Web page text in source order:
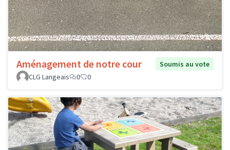
Aménagement de notre cour
Soumis au vote
CLG Langeais
0 0